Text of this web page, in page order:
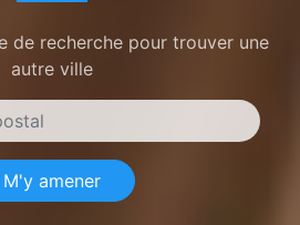
de recherche pour trouver une
autre ville
M'y amener